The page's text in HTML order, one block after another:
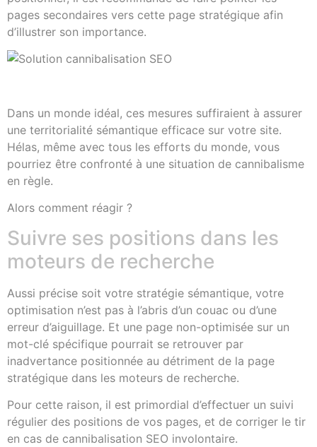
pages secondaires vers cette page stratégique afin
d’illustrer son importance.
Dans un monde idéal, ces mesures suffiraient à assurer
une territorialité sémantique efficace sur votre site.
Hélas, même avec tous les efforts du monde, vous
pourriez être confronté à une situation de cannibalisme
en règle.
Alors comment réagir ?
Suivre ses positions dans les
moteurs de recherche
Aussi précise soit votre stratégie sémantique, votre
optimisation n’est pas à l’abris d’un couac ou d’une
erreur d’aiguillage. Et une page non-optimisée sur un
mot-clé spécifique pourrait se retrouver par
inadvertance positionnée au détriment de la page
stratégique dans les moteurs de recherche.
Pour cette raison, il est primordial d’effectuer un suivi
régulier des positions de vos pages, et de corriger le tir
en cas de cannibalisation SEO involontaire.